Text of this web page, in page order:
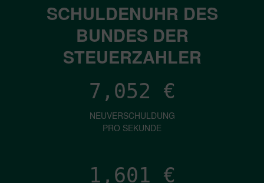
SCHULDENUHR DES
BUNDES DER
STEUERZAHLER
7,052 €
NEUVERSCHULDUNG
PRO SEKUNDE
1,601 €